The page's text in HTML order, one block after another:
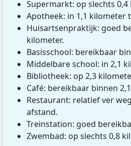
Supermarkt: op slechts
Apotheek: in 1,1 kilometer
Huisartsenpraktijk: goed
kilometer.
Basisschool: bereikbaar
Middelbare school: in 2,1
Bibliotheek: op 2,3
Café: bereikbaar binnen
Restaurant: relatief ver
afstand.
Treinstation: goed
Zwembad: op slechts 0,8